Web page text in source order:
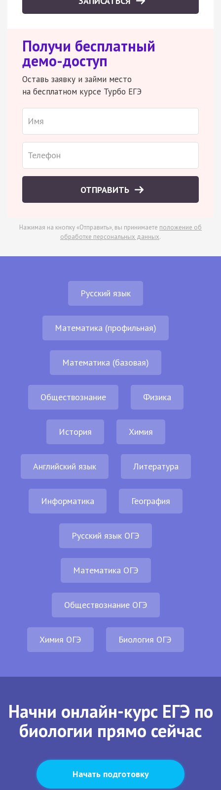
Получи бесплатный
демо-доступ
Оставь заявку и займи место
на бесплатном курсе Турбо ЕГЭ
ОТПРАВИТЬ
Нажимая на кнопку «Отправить», вы принимаете положение об
обработке персональных данных.
Русский язык
Математика (профильная)
Математика (базовая)
Обществознание Физика
История Химия
Английский язык Литература
Информатика География
Русский язык ОГЭ
Математика ОГЭ
Обществознание ОГЭ
Химия ОГЭ Биология ОГЭ
Начни онлайн-курс ЕГЭ по
биологии прямо сейчас
Начать подготовку